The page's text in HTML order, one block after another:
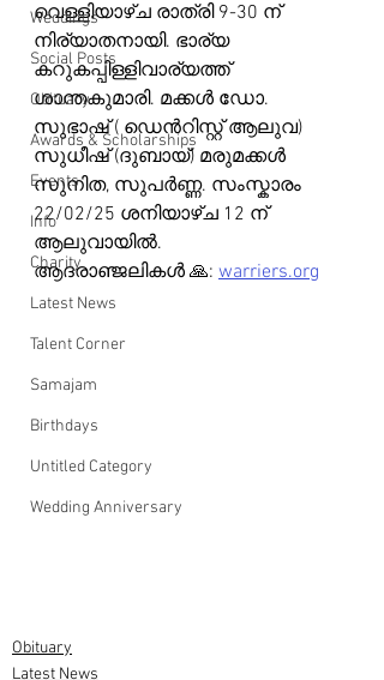
Weddings
Social Posts
Obituary
Awards & Scholarships
Events
Info
Charity
Latest News
Talent Corner
Samajam
Birthdays
Untitled Category
Wedding Anniversary
വെള്ളിയാഴ്ച രാത്രി 9-30 ന്
നിര്യാതനായി. ഭാര്യ
കറുകപ്പിള്ളിവാര്യത്ത്
ശാന്തകുമാരി. മക്കൾ ഡോ.
സുഭാഷ് ( ഡെൻറിസ്റ്റ് ആലുവ)
സുധീഷ് (ദുബായ്) മരുമക്കൾ
സുനിത, സുപർണ്ണ. സംസ്കാരം
22/02/25 ശനിയാഴ്ച 12 ന്
ആലുവായിൽ.
ആദരാഞ്ജലികൾ 🙏: warriers.org
Obituary
Latest News